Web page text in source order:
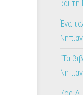
και
Ένα
“Τα
7ος